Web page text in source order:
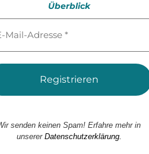
Überblick
senden keinen Spam! Erfahre mehr in
unserer Datenschutzerklärung.